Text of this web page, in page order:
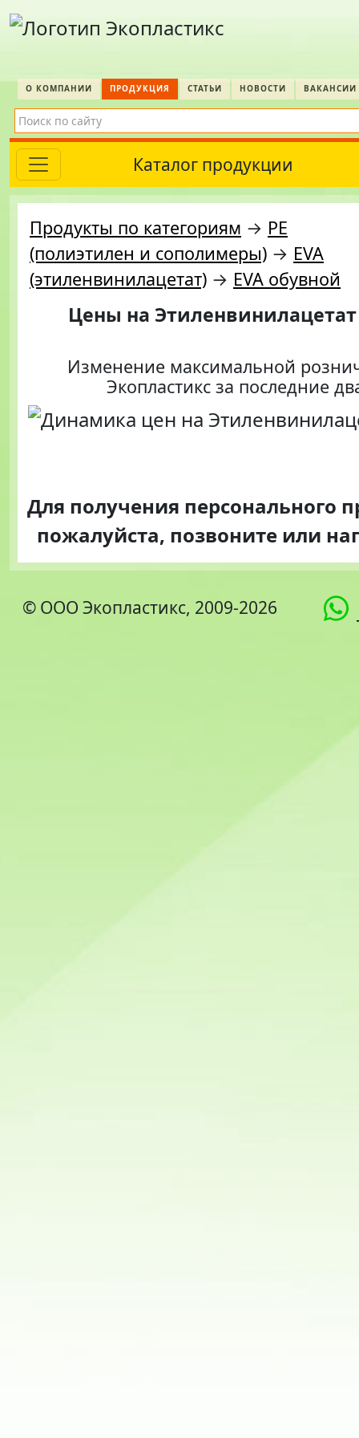
О КОМПАНИИ ПРОДУКЦИЯ СТАТЬИ НОВОСТИ ВАКАНСИИ
Каталог продукции
Продукты по категориям → PE
(полиэтилен и сополимеры) → EVA
(этиленвинилацетат) → EVA обувной
Цены на Этиленвинилацетат
Изменение максимальной
Экопластикс за последние
Для получения персонального
пожалуйста, позвоните или
© ООО Экопластикс, 2009-2026